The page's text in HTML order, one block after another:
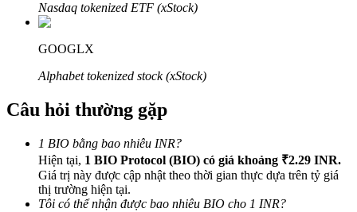
Mời một người bạn để nhận phần thưởng tiền mặt
Deposit CASHCAT & Win
Nasdaq tokenized ETF (xStock)
GOOGLX
Alphabet tokenized stock (xStock)
Câu hỏi thường gặp
1 BIO bằng bao nhiêu INR?
Hiện tại, 1 BIO Protocol (BIO) có giá khoảng ₹2.29 INR.
Giá trị này được cập nhật theo thời gian thực dựa trên tỷ giá
thị trường hiện tại.
Tôi có thể nhận được bao nhiêu BIO cho 1 INR?